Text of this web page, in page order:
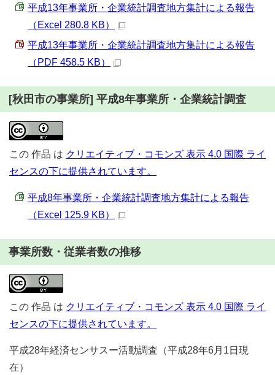
平成13年事業所・企業統計調査地方集計による報告
（Excel 280.8 KB）
平成13年事業所・企業統計調査地方集計による報告
（PDF 458.5 KB）
[秋田市の事業所] 平成8年事業所・企業統計調査
この 作品 は クリエイティブ・コモンズ 表示 4.0 国際 ライ
センスの下に提供されています。
平成8年事業所・企業統計調査地方集計による報告
（Excel 125.9 KB）
事業所数・従業者数の推移
この 作品 は クリエイティブ・コモンズ 表示 4.0 国際 ライ
センスの下に提供されています。
平成28年経済センサスー活動調査（平成28年6月1日現
在）